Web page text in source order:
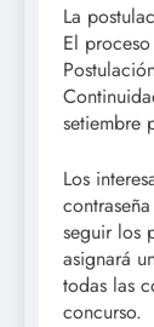
La
El
setiembre
Los
seguir los
asignará
todas las
concurso.